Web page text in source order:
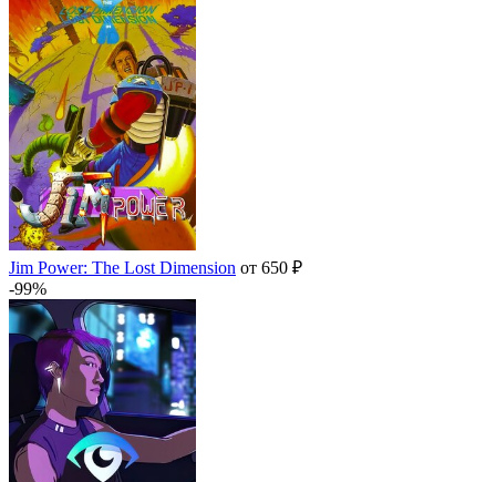
Jim Power: The Lost Dimension от 650 ₽
-99%